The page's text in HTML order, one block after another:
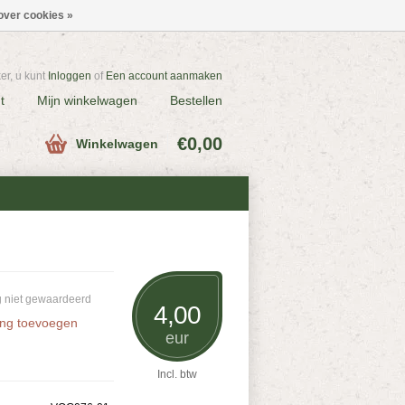
u kunt Inloggen of Een account aanmaken
Mijn winkelwagen Bestellen
Winkelwagen €0,00
4,00
eur
Incl. btw
niet gewaardeerd
toevoegen
cookies »